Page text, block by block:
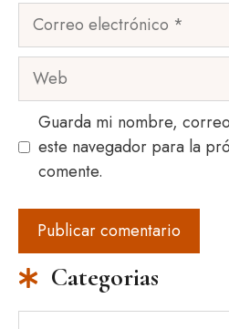
Correo
Web
Guarda mi nombre,
este navegador para la
comente.
Categorias